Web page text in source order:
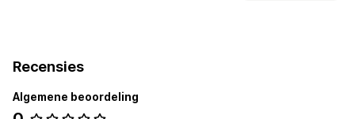
Aangepaste opmaak
Analytics
Betrokkenheid volgen
Aangepaste stijlen Aangepaste CSS
Recensies
Algemene beoordeling